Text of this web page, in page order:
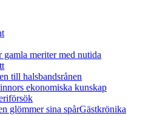
gamla meriter med nutida
till halsbandsrånen
ekonomiska kunskap
glömmer sina spårGästkrönika